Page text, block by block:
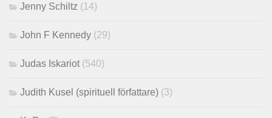
Jenny Schiltz (14)
John F Kennedy (29)
Judas Iskariot (540)
Judith Kusel (spirituell författare) (3)